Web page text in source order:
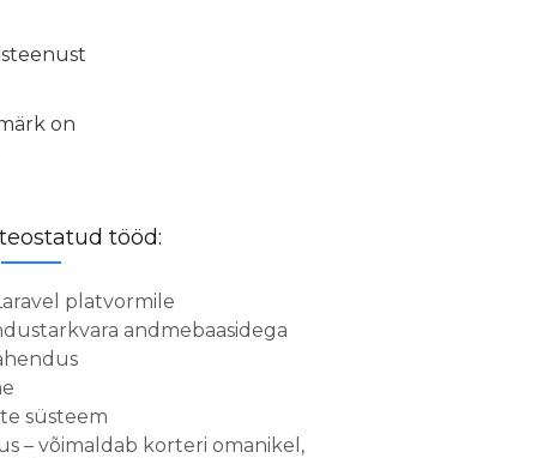
on
tööd:
platvormile
andmebaasidega
süsteem
– võimaldab korteri omanikel,